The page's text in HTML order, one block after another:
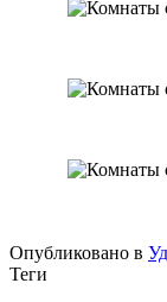
Опубликовано в
Теги